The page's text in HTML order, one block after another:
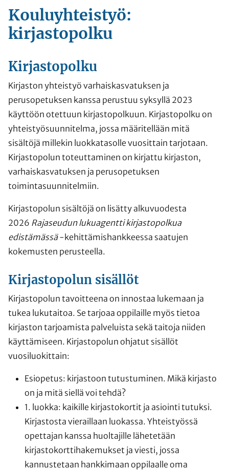
Kouluyhteistyö:
kirjastopolku
Kirjastopolku
Kirjaston yhteistyö varhaiskasvatuksen ja
perusopetuksen kanssa perustuu syksyllä 2023
käyttöön otettuun kirjastopolkuun. Kirjastopolku on
yhteistyösuunnitelma, jossa määritellään mitä
sisältöjä millekin luokkatasolle vuosittain tarjotaan.
Kirjastopolun toteuttaminen on kirjattu kirjaston,
varhaiskasvatuksen ja perusopetuksen
toimintasuunnitelmiin.
Kirjastopolun sisältöjä on lisätty alkuvuodesta
2026 Rajaseudun lukuagentti kirjastopolkua
edistämässä-kehittämishankkeessa saatujen
kokemusten perusteella.
Kirjastopolun sisällöt
Kirjastopolun tavoitteena on innostaa lukemaan ja
tukea lukutaitoa. Se tarjoaa oppilaille myös tietoa
kirjaston tarjoamista palveluista sekä taitoja niiden
käyttämiseen. Kirjastopolun ohjatut sisällöt
vuosiluokittain:
Esiopetus: kirjastoon tutustuminen. Mikä kirjasto
on ja mitä siellä voi tehdä?
1. luokka: kaikille kirjastokortit ja asiointi tutuksi.
Kirjastosta vieraillaan luokassa. Yhteistyössä
opettajan kanssa huoltajille lähetetään
kirjastokorttihakemukset ja viesti, jossa
kannustetaan hankkimaan oppilaalle oma